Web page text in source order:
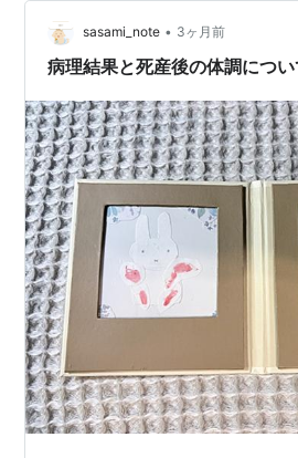
ーいただき読んでくだされば幸い
https://www.instagram.com/
sasami_note • 3ヶ月前
病理結果と死産後の体調につい